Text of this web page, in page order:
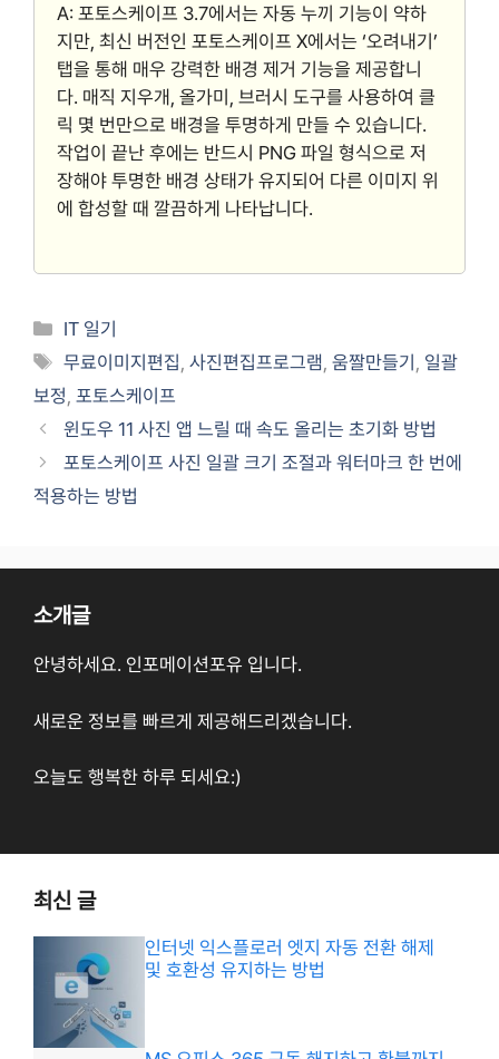
A: 포토스케이프 3.7에서는 자동 누끼 기능이 약하
지만, 최신 버전인 포토스케이프 X에서는 ‘오려내기’
탭을 통해 매우 강력한 배경 제거 기능을 제공합니
다. 매직 지우개, 올가미, 브러시 도구를 사용하여 클
릭 몇 번만으로 배경을 투명하게 만들 수 있습니다.
작업이 끝난 후에는 반드시 PNG 파일 형식으로 저
장해야 투명한 배경 상태가 유지되어 다른 이미지 위
에 합성할 때 깔끔하게 나타납니다.
Categories
IT 일기
Tags
무료이미지편집,사진편집프로그램,움짤만들기 , 일괄
보정, 포토스케이프
윈도우 11 사진 앱 느릴 때 속도 올리는 초기화 방법
포토스케이프 사진 일괄 크기 조절과 워터마크 한 번에
적용하는 방법
소개글
안녕하세요. 인포메이션포유 입니다.
새로운 정보를 빠르게 제공해드리겠습니다.
오늘도 행복한 하루 되세요:)
최신 글
인터넷 익스플로러 엣지 자동 전환 해제
및 호환성 유지하는 방법